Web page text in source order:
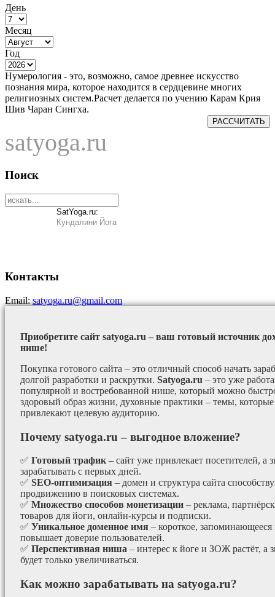
День
Месяц
Год
Нумерология - это, возможно, самое древнее искусство
познания мира, которое находится в сердцевине многих
религиозных систем.Расчет делается по учению Карам Крия
Шив Чаран Сингха.
РАССЧИТАТЬ
satyoga.ru
Поиск
SatYoga.ru:
Кундалини Йога
Контакты
Email:satyoga.ru@gmail.com
Приобретите сайт satyoga.ru – ваш готовый источник
нише!
Покупка готового сайта – это отличный способ начать
долгой разработки и раскрутки. Satyoga.ru – это уже
популярной и востребованной нише, который можно
здоровый образ жизни, духовные практики – темы, которые
привлекают целевую аудиторию.
Почему satyoga.ru – выгодное вложение?
✅ Готовый трафик – сайт уже привлекает посетителей, а
зарабатывать с первых дней.
✅ SEO-оптимизация – домен и структура сайта
продвижению в поисковых системах.
✅ Множество способов монетизации – реклама,
товаров для йоги, онлайн-курсы и подписки.
✅ Уникальное доменное имя – короткое, запоминающееся
повышает доверие пользователей.
✅ Перспективная ниша – интерес к йоге и ЗОЖ растёт, а
будет только увеличиваться.
Как можно зарабатывать на satyoga.ru?